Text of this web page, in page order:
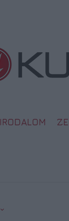
IRODALOM